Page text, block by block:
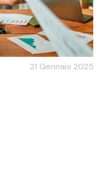
21 Gennaio 2025